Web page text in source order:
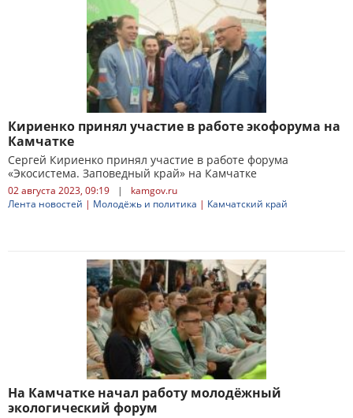
Кириенко принял участие в работе экофорума на
Камчатке
Сергей Кириенко принял участие в работе форума
«Экосистема. Заповедный край» на Камчатке
02 августа 2023, 09:19 |
kamgov.ru
Лента новостей | Молодёжь и политика | Камчатский край
На Камчатке начал работу молодёжный
экологический форум